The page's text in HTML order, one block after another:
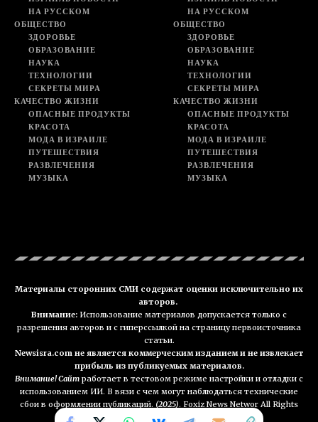
НА РУССКОМ
ОБЩЕСТВО
ЗДОРОВЬЕ
ОБРАЗОВАНИЕ
НАУКА
ТЕХНОЛОГИИ
СЕКРЕТЫ МИРА
КАЧЕСТВО ЖИЗНИ
ОПАСНЫЕ ПРОДУКТЫ
КРАСОТА
МОДА В ИЗРАИЛЕ
ПУТЕШЕСТВИЯ
РАЗВЛЕЧЕНИЯ
МУЗЫКА
НА РУССКОМ
ОБЩЕСТВО
ЗДОРОВЬЕ
ОБРАЗОВАНИЕ
НАУКА
ТЕХНОЛОГИИ
СЕКРЕТЫ МИРА
КАЧЕСТВО ЖИЗНИ
ОПАСНЫЕ ПРОДУКТЫ
КРАСОТА
МОДА В ИЗРАИЛЕ
ПУТЕШЕСТВИЯ
РАЗВЛЕЧЕНИЯ
МУЗЫКА
Материалы сторонних СМИ содержат оценки исключительно их
авторов.
Внимание: Использование материалов допускается только с
разрешения авторов и с гиперссылкой на страницу первоисточника
статьи.
Newsisra.com не является коммерческим изданием и не извлекает
прибыль из публикуемых материалов.
Внимание! Сайт работает в тестовом режиме настройки и отладки с
использованием ИИ. В вязи с чем могут наблюдаться технические
сбои в оформлении публикаций. (2025). Foxiz News Networ All Rights
Reserved. NEWSisra.com